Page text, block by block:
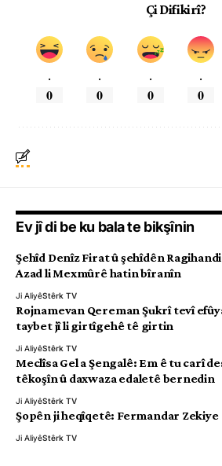
Çi Difikirî?
.
0
.
0
.
0
.
0
Ev jî di be ku bala te bikşînin
Şehîd Denîz Firat û şehîdên
Azad li Mexmûrê hatin bîranîn
Ji AliyêStêrk TV
Rojnamevan Qereman Şukrî tevî
taybet jî li girtîgehê tê girtin
Ji AliyêStêrk TV
Meclîsa Gel a Şengalê: Em ê tu carî
têkoşîn û daxwaza edaletê bernedin
Ji AliyêStêrk TV
Şopên ji heqîqetê: Fermandar Zekiye
Ji AliyêStêrk TV